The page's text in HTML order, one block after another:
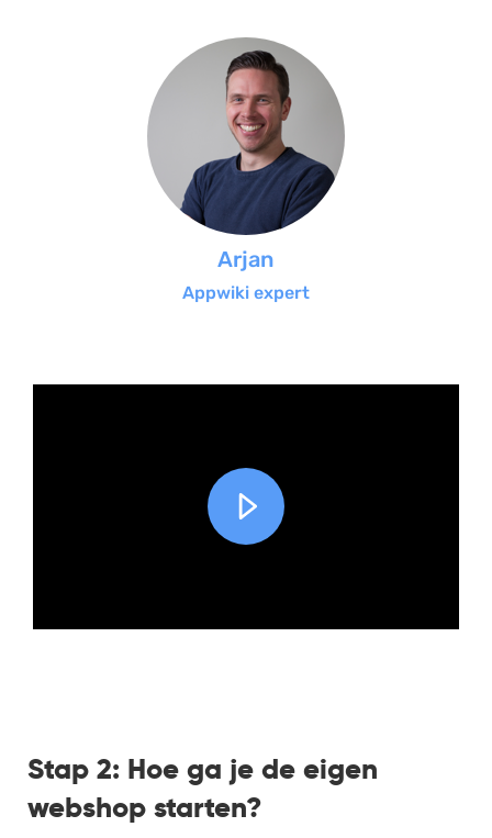
Arjan
Appwiki expert
Stap 2: Hoe ga je de eigen
webshop starten?